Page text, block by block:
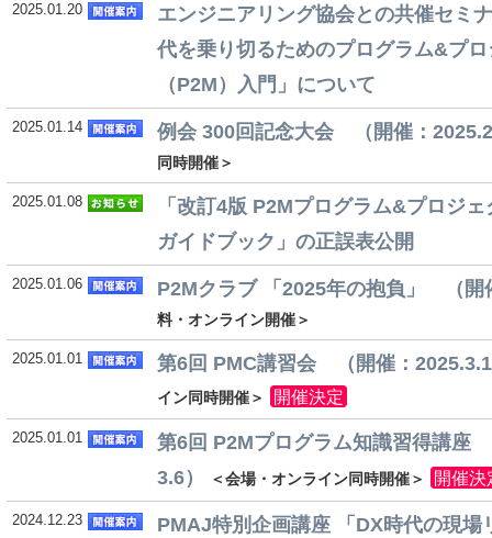
2025.01.20
エンジニアリング協会との共催セミ
代を乗り切るためのプログラム&プ
（P2M）入門」について
2025.01.14 例会 300回記念大会 （開催：
同時開催＞
2025.01.08
「改訂4版 P2Mプログラム&プロジ
ガイドブック」の正誤表公開
2025.01.06 P2Mクラブ 「2025年の抱負」 （開
料・オンライン開催＞
2025.01.01 第6回 PMC講習会 （開催：
イン同時開催＞ 開催決定
2025.01.01
第6回 P2Mプログラム知識習得講座
3.6）
＜会場・オンライン同時開催＞ 開催決
2024.12.23
PMAJ特別企画講座 「DX時代の現場